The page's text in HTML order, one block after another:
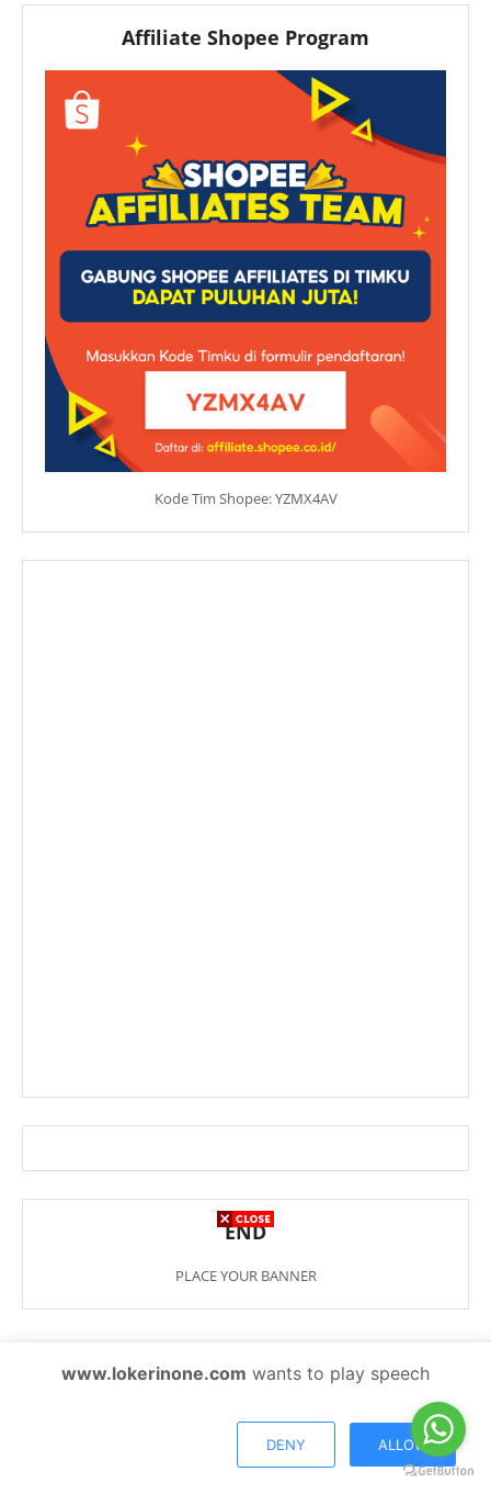
Affiliate Shopee Program
Kode Tim Shopee: YZMX4AV
END
PLACE YOUR BANNER
www.lokerinone.com wants to play speech
DENY ALLOW